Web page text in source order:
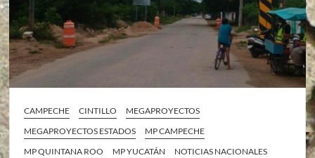
CAMPECHE CINTILLO
MEGAPROYECTOS
MEGAPROYECTOS ESTADOS
MP CAMPECHE
MP QUINTANA ROO
MP YUCATÁN
NOTICIAS NACIONALES